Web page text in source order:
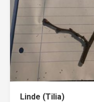
Linde (Tilia)